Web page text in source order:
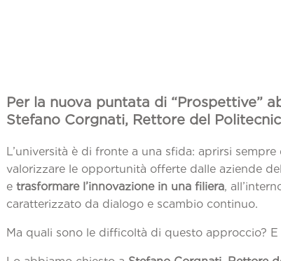
Per la nuova puntata di “Prospettive”
Stefano Corgnati, Rettore del
L’università è di fronte a una sfida: aprirsi
valorizzare le opportunità offerte dalle aziende
etrasformare l’innovazione in una filiera,
caratterizzato da dialogo e scambio continuo.
Ma quali sono le difficoltà di questo approccio? E